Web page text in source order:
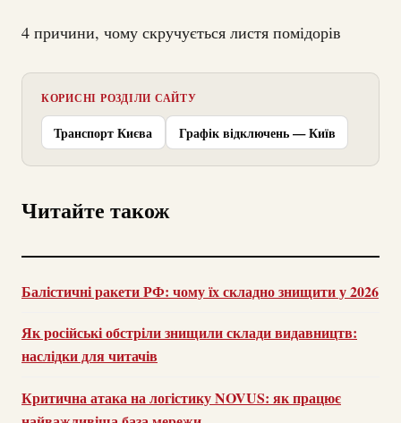
4 причини, чому скручується листя помідорів
КОРИСНІ РОЗДІЛИ САЙТУ
Транспорт Києва Графік відключень — Київ
Читайте також
Балістичні ракети РФ: чому їх складно знищити у 2026
Як російські обстріли знищили склади видавництв:
наслідки для читачів
Критична атака на логістику NOVUS: як працює